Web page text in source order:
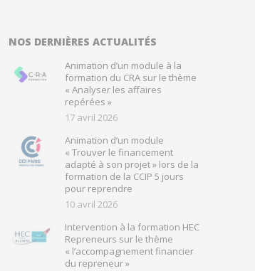
NOS DERNIÈRES ACTUALITÉS
Animation d’un module à la
formation du CRA sur le thème
« Analyser les affaires
repérées »
17 avril 2026
Animation d’un module
« Trouver le financement
adapté à son projet » lors de la
formation de la CCIP 5 jours
pour reprendre
10 avril 2026
Intervention à la formation HEC
Repreneurs sur le thème
« l’accompagnement financier
du repreneur »